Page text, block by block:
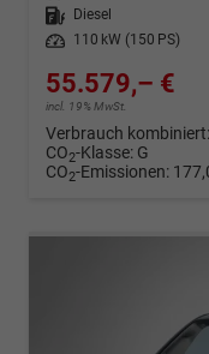
Kraftstoff
Diesel
Leistung
110 kW (150 PS)
55.579,– €
incl. 19% MwSt.
Verbrauch kombiniert:
CO2-Klasse: G
CO2-Emissionen: